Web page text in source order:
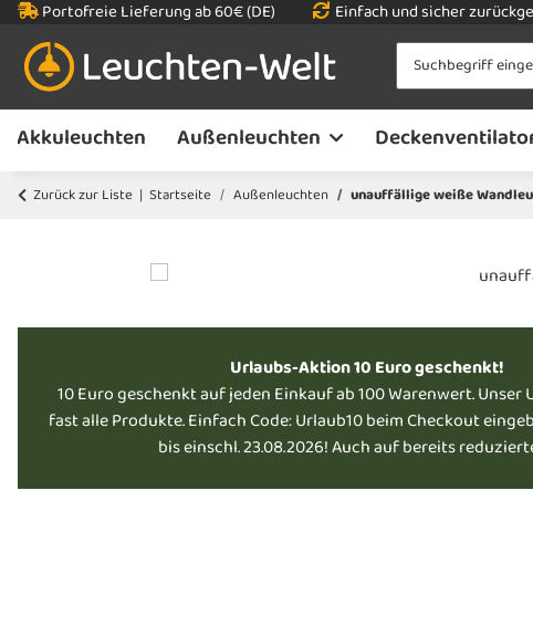
Portofreie Lieferung ab 60€ (DE) Einfach und sicher
Akkuleuchten Außenleuchten
Zurück zur Liste Startseite Außenleuchten unauffällige weiße
Urlaubs-Aktion 10 Euro geschenkt!
10 Euro geschenkt auf jeden Einkauf ab 100 Warenwert.
fast alle Produkte. Einfach Code: Urlaub10 beim Checkout
bis einschl. 23.08.2026! Auch auf bereits